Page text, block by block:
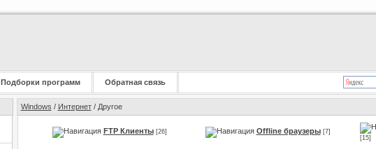
Подборки программ Обратная связь
Windows / Интернет/ Другое
FTP Клиенты [26] Offline браузеры [7]
[15]